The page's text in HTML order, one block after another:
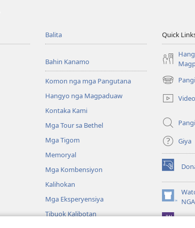
Balita
Bahin Kanamo
Komon nga mga Pangutana
Hangyo nga Magpaduaw
Kontaka Kami
Mga Tour sa Bethel
Mga Tigom
Memoryal
Mga Kombensiyon
Kalihokan
Mga Eksperyensiya
Tibuok Kalibotan
Quick
(mo-
open
ug
ong
Video
Giya
(mo-
open
ug
bag-
window)
(mo-
open